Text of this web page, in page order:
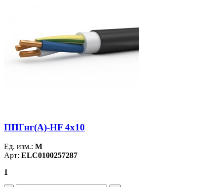
ППГнг(А)-HF 4х10
Ед. изм.: М
Арт: ELC0100257287
1